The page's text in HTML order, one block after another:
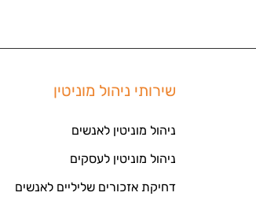
שירותי ניהול מוניטין
ניהול מוניטין לאנשים
ניהול מוניטין לעסקים
דחיקת אזכורים שליליים לאנשים